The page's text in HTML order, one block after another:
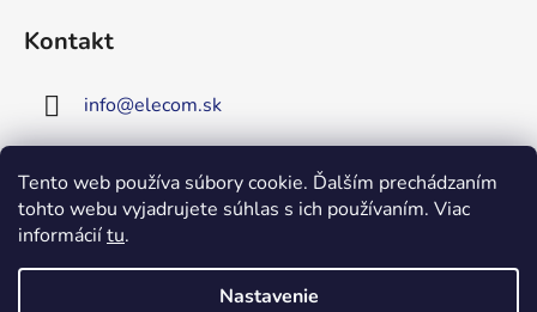
Tento web používa súbory cookie. Ďalším prechádzaním
tohto webu vyjadrujete súhlas s ich používaním. Viac
informáciítu.
Nastavenie
Upozornenie!
stránke!Zaregistrujte sa!
Kontakt
info@elecom.sk